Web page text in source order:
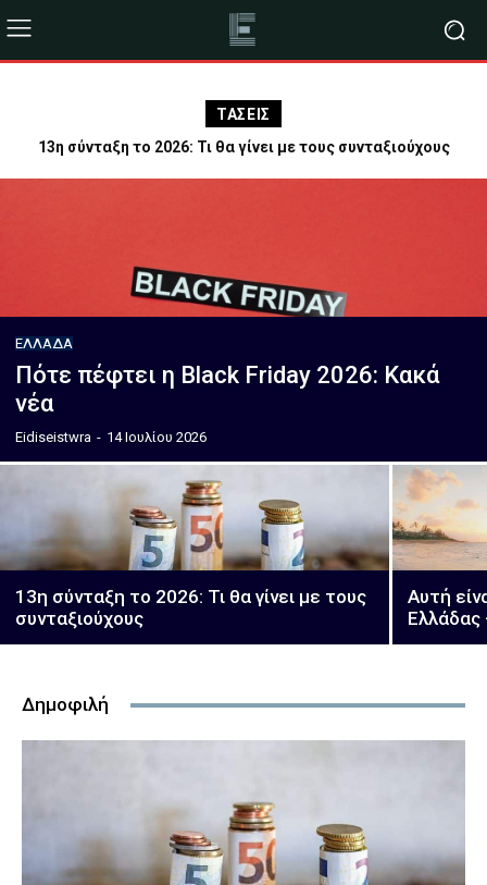
ΤΑΣΕΙΣ
13η σύνταξη το 2026: Τι θα γίνει με τους συνταξιούχους
ΕΛΛΆΔΑ
Πότε πέφτει η Black Friday 2026: Κακά
νέα
Eidiseistwra - 14 Ιουλίου 2026
13η σύνταξη το 2026: Τι θα γίνει με τους
συνταξιούχους
Αυτή
Δημοφιλή